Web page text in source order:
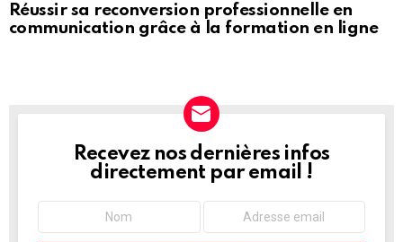
Réussir sa reconversion professionnelle en
communication grâce à la formation en ligne
NEWSLETTER
Recevez nos dernières infos
directement par email !